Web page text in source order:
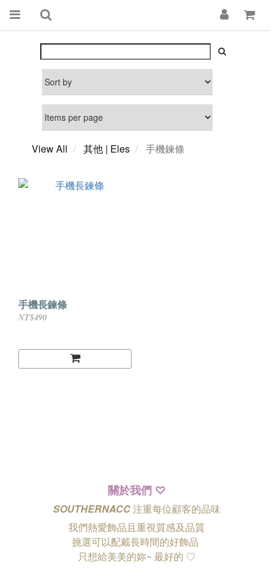
View All 其他 | Eles 手機鍊條
手機長鍊條
NT$490
關於我們 ♡
SOUTHERNACC注重每位顧客的品味
我們熱愛飾品且重視質感及品質
挑選可以配戴長時間的好飾品
只想給美美的妳~ 最好的 ♡